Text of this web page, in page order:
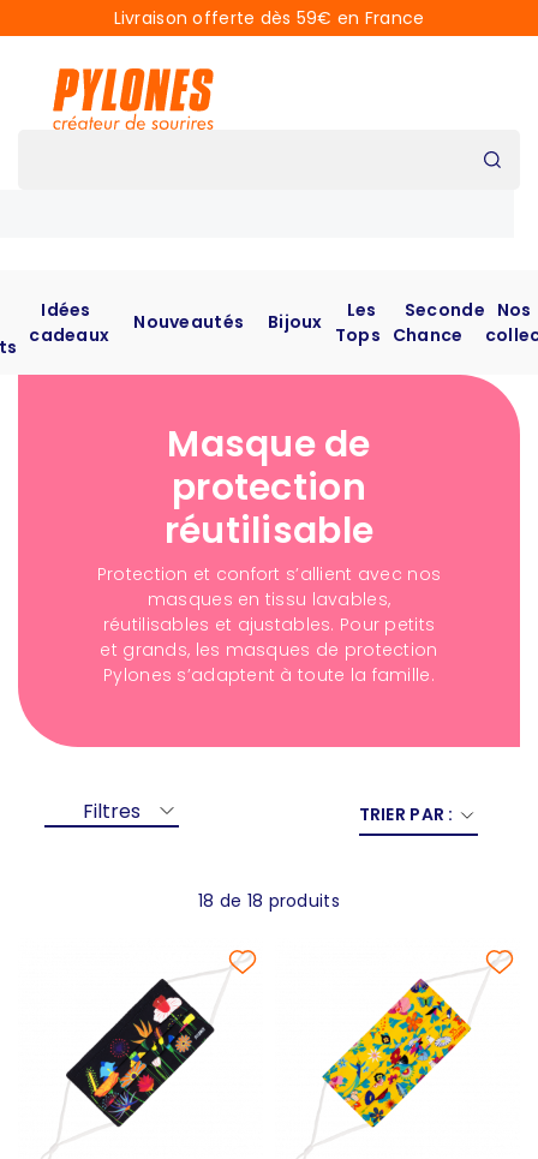
Livraison offerte dès 59€ en France
Idées
cadeaux
Nouveautés Bijoux
Les
Tops
Seconde
Chance
Nos
Masque de
protection
réutilisable
Protection et confort s’allient avec nos
masques en tissu lavables,
réutilisables et ajustables. Pour petits
et grands, les masques de protection
Pylones s’adaptent à toute la famille.
Filtres TRIER PAR :
18 de 18 produits